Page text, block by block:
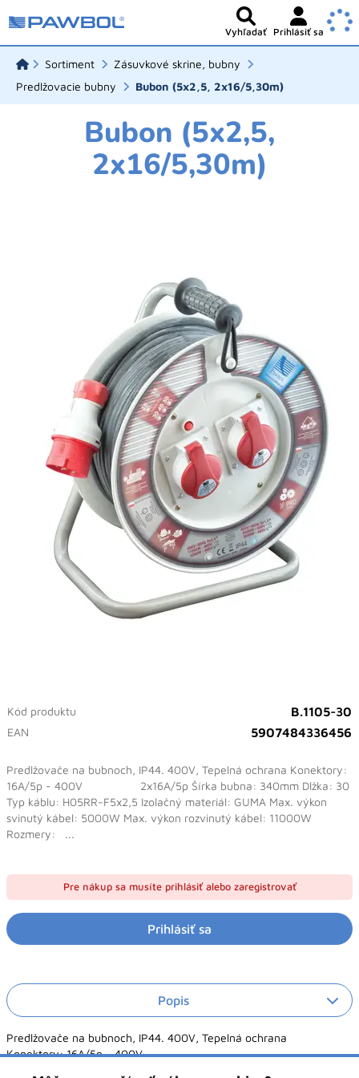
Vyhľadať Prihlásiť sa
Sortiment
Zásuvkové skrine, bubny
Predlžovacie bubny
Bubon (5x2,5, 2x16/5,30m)
Bubon (5x2,5,
2x16/5,30m)
Kód produktu B.1105-30
EAN 5907484336456
Predlžovače na bubnoch, IP44. 400V, Tepelná ochrana Konektory:
16A/5p - 400V 2x16A/5p Šírka bubna: 340mm Dlžka: 30
Typ káblu: H05RR-F5x2,5 Izolačný materiál: GUMA Max. výkon
svinutý kábel: 5000W Max. výkon rozvinutý kábel: 11000W
Rozmery: ...
Pre nákup sa musíte prihlásiť alebo zaregistrovať
Prihlásiť sa
Popis
Predlžovače na bubnoch, IP44. 400V, Tepelná ochrana
Konektory: 16A/5p - 400V